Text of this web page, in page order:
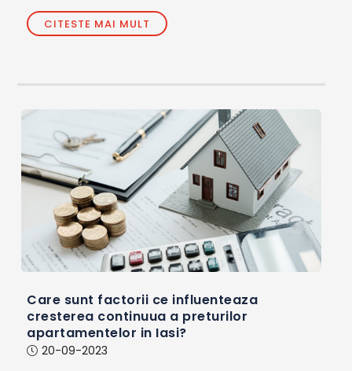
CITESTE MAI MULT
Care sunt factorii ce influenteaza
cresterea continuua a preturilor
apartamentelor in Iasi?
20-09-2023